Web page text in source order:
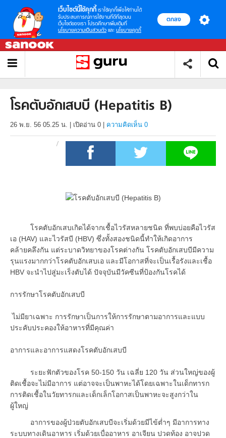
เว็บไซต์นี้ใช้คุกกี้ เราใช้คุกกี้เพื่อให้ท่านได้
รับประสบการณ์การใช้งานที่ดีที่สุดบน
เว็บไซต์ของเรา โปรดศึกษาเพิ่มเติมที่
นโยบายความเป็นส่วนตัว และ นโยบายคุกกี้
ตกลง
โรคตับอักเสบบี (Hepatitis B)
26 พ.ย. 56 05.25 น. เปิดอ่าน 0 ความคิดเห็น 0
โรคตับอักเสบเกิดได้จากเชื้อไวรัสหลายชนิด ที่พบบ่อยคือไวรัส
เอ (HAV) และไวรัสบี (HBV) ซึ่งทั้งสองชนิดนี้ทำให้เกิดอาการ
คล้ายคลึงกัน แต่ระบาดวิทยาของโรคต่างกัน โรคตับอักเสบบีมีความ
รุนแรงมากกว่าโรคตับอักเสบเอ และมีโอกาสที่จะเป็นเรื้อรังและเชื้อ
HBV จะนำไปสู่มะเร็งตับได้ ปัจจุบันมีวัคซีนที่ป้องกันโรคได้
การรักษาโรคตับอักเสบบี
ไม่มียาเฉพาะ การรักษาเป็นการให้การรักษาตามอาการและแบบ
ประคับประคองให้อาหารที่มีคุณค่า
อาการและอาการแสดงโรคตับอักเสบบี
ระยะฟักตัวของโรค 50-150 วัน เฉลี่ย 120 วัน ส่วนใหญ่ของผู้
ติดเชื้อจะไม่มีอาการ แต่อาจจะเป็นพาหะได้โดยเฉพาะในเด็กทารก
การติดเชื้อในวัยทารกและเด็กเล็กโอกาสเป็นพาหะจะสูงกว่าใน
ผู้ใหญ่
อาการของผู้ป่วยตับอักเสบบีจะเริ่มด้วยมีไข้ต่ำๆ มีอาการทาง
ระบบทางเดินอาหาร เริ่มด้วยเบื่ออาหาร อาเจียน ปวดท้อง อาจปวด